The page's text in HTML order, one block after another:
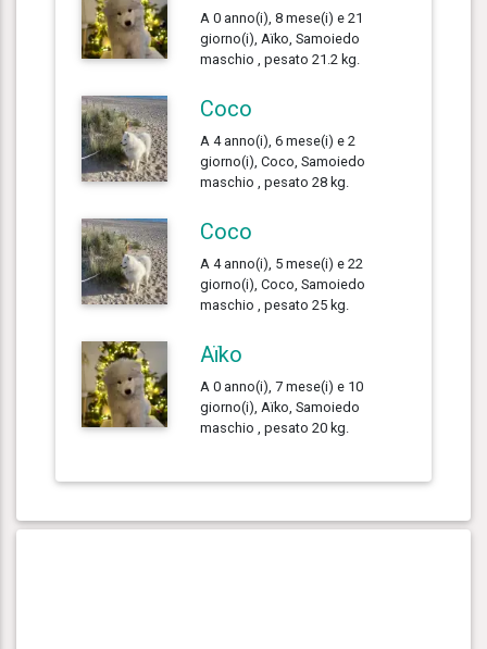
A 0 anno(i), 8 mese(i) e 21
giorno(i), Aïko, Samoiedo
maschio , pesato 21.2 kg.
Coco
A 4 anno(i), 6 mese(i) e 2
giorno(i), Coco, Samoiedo
maschio , pesato 28 kg.
Coco
A 4 anno(i), 5 mese(i) e 22
giorno(i), Coco, Samoiedo
maschio , pesato 25 kg.
Aïko
A 0 anno(i), 7 mese(i) e 10
giorno(i), Aïko, Samoiedo
maschio , pesato 20 kg.